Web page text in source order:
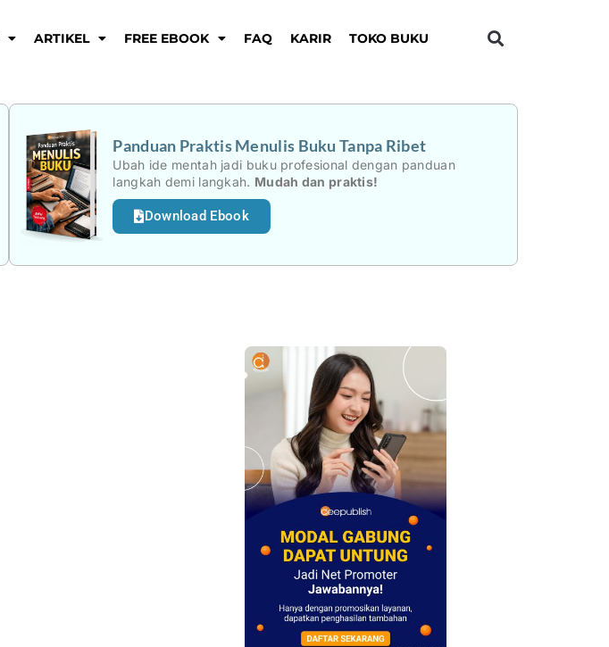
ARTIKEL FREE EBOOK FAQ KARIR TOKO BUKU
Panduan Praktis Menulis Buku Tanpa Ribet
Ubah ide mentah jadi buku profesional dengan panduan
langkah demi langkah. Mudah dan praktis!
Download Ebook